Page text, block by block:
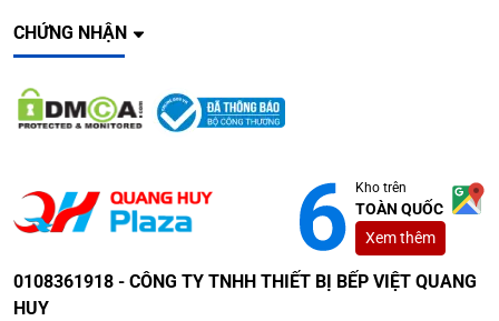
CHỨNG NHẬN
Kho trên
TOÀN QUỐC
Xem thêm
0108361918 - CÔNG TY TNHH THIẾT BỊ BẾP VIỆT QUANG
HUY